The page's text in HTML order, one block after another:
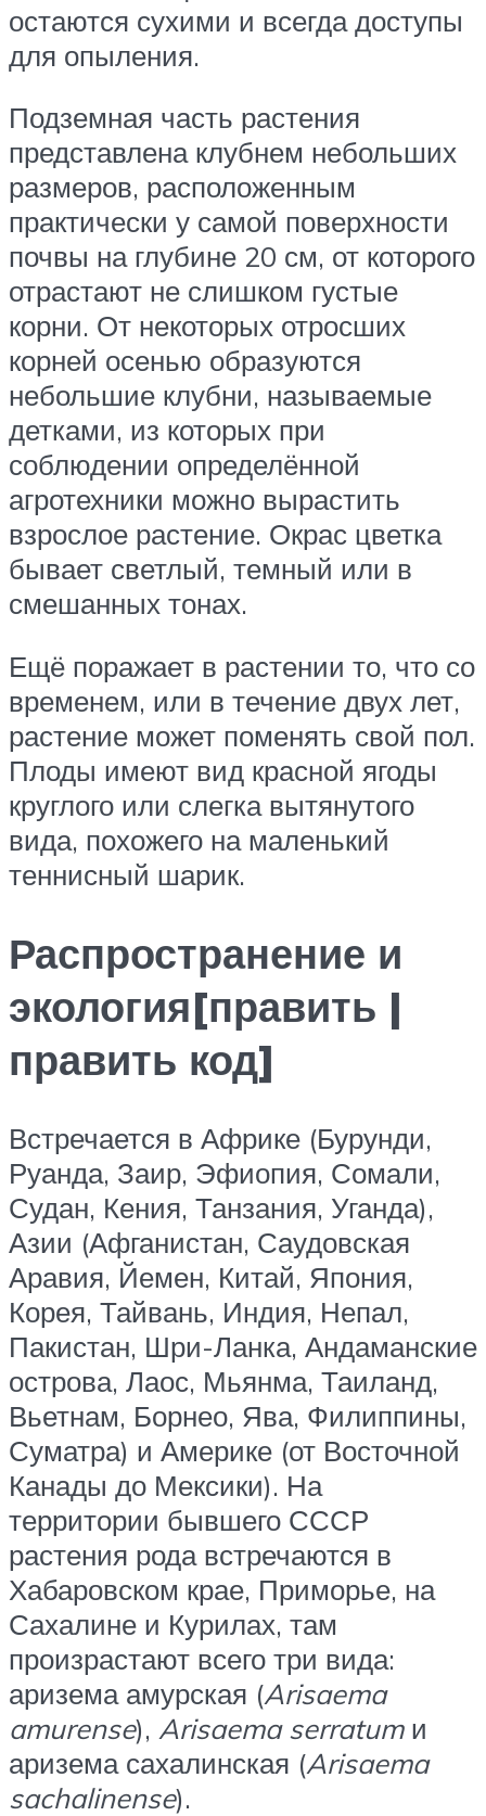
остаются сухими и всегда доступы
для опыления.
Подземная часть растения
представлена клубнем небольших
размеров, расположенным
практически у самой поверхности
почвы на глубине 20 см, от которого
отрастают не слишком густые
корни. От некоторых отросших
корней осенью образуются
небольшие клубни, называемые
детками, из которых при
соблюдении определённой
агротехники можно вырастить
взрослое растение. Окрас цветка
бывает светлый, темный или в
смешанных тонах.
Ещё поражает в растении то, что со
временем, или в течение двух лет,
растение может поменять свой пол.
Плоды имеют вид красной ягоды
круглого или слегка вытянутого
вида, похожего на маленький
теннисный шарик.
Распространение и
экология[править |
править код]
Встречается в Африке (Бурунди,
Руанда, Заир, Эфиопия, Сомали,
Судан, Кения, Танзания, Уганда),
Азии (Афганистан, Саудовская
Аравия, Йемен, Китай, Япония,
Корея, Тайвань, Индия, Непал,
Пакистан, Шри-Ланка, Андаманские
острова, Лаос, Мьянма, Таиланд,
Вьетнам, Борнео, Ява, Филиппины,
Суматра) и Америке (от Восточной
Канады до Мексики). На
территории бывшего СССР
растения рода встречаются в
Хабаровском крае, Приморье, на
Сахалине и Курилах, там
произрастают всего три вида:
аризема амурская (Arisaema
amurense), Arisaema serratumи
аризема сахалинская (Arisaema
sachalinense).